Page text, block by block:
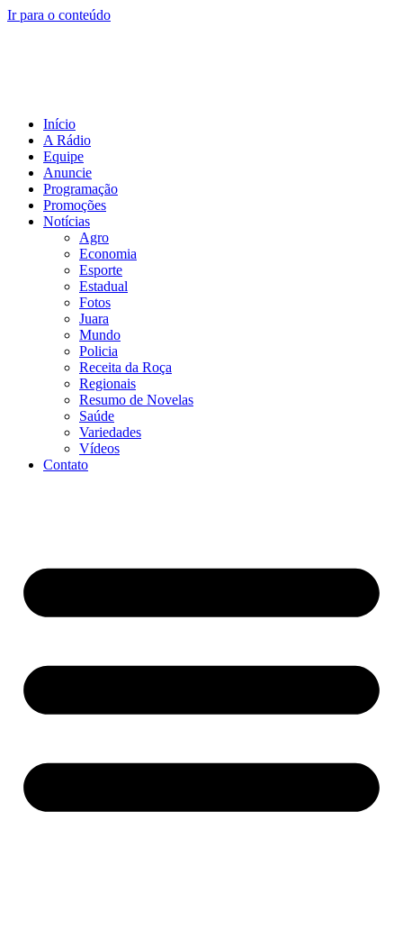
Ir para o conteúdo
Início
A Rádio
Equipe
Anuncie
Programação
Promoções
Notícias
Agro
Economia
Esporte
Estadual
Fotos
Juara
Mundo
Policia
Receita da Roça
Regionais
Resumo de Novelas
Saúde
Variedades
Vídeos
Contato